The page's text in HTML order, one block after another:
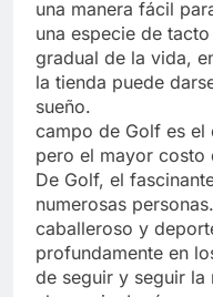
una manera fácil
una especie de
gradual de la vida,
la tienda puede
sueño.
campo de Golf es el
pero el mayor costo
De Golf, el
numerosas
caballeroso y
profundamente en
de seguir y seguir la